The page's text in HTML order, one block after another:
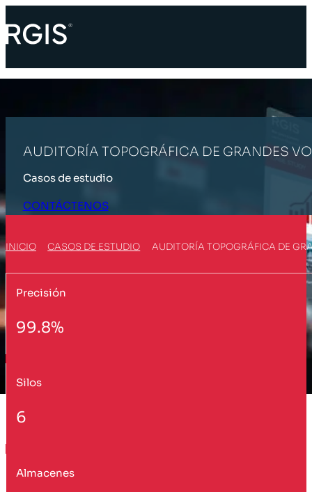
AUDITORÍA TOPOGRÁFICA DE GRANDES
Casos de estudio
CONTÁCTENOS
INICIO CASOS DE ESTUDIO AUDITORÍA TOPOGRÁFICA DE
Precisión
99.8%
Silos
6
Almacenes